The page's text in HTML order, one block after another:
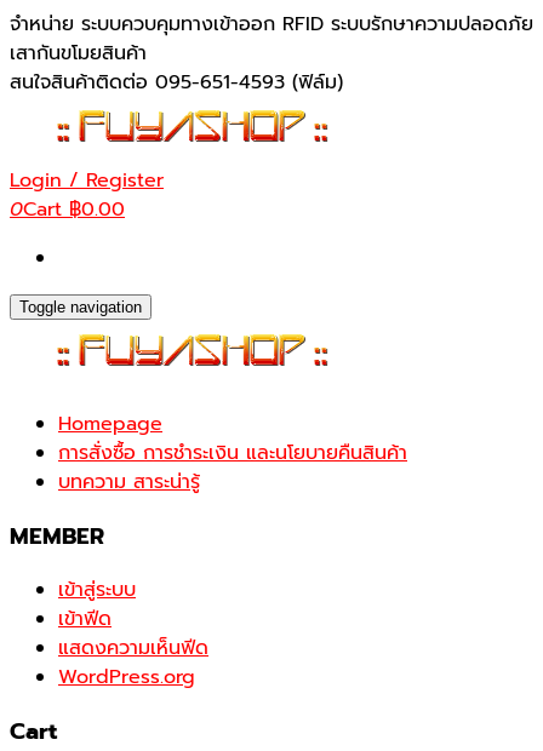
Skip
to
the
content
จำหน่าย ระบบควบคุมทางเข้าออก RFID ระบบรักษาความปลอดภัย
เสากันขโมยสินค้า
สนใจสินค้าติดต่อ 095-651-4593 (ฟิล์ม)
Login / Register
0Cart฿0.00
Toggle navigation
Homepage
การสั่งซื้อ การชำระเงิน และนโยบายคืนสินค้า
บทความ สาระน่ารู้
MEMBER
เข้าสู่ระบบ
เข้าฟีด
แสดงความเห็นฟีด
WordPress.org
Cart